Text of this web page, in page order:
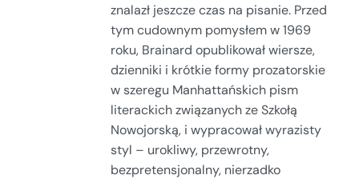
znalazł jeszcze czas na pisanie. Przed
tym cudownym pomysłem w 1969
roku, Brainard opublikował wiersze,
dzienniki i krótkie formy prozatorskie
w szeregu Manhattańskich pism
literackich związanych ze Szkołą
Nowojorską, i wypracował wyrazisty
styl – urokliwy, przewrotny,
bezpretensjonalny, nierzadko